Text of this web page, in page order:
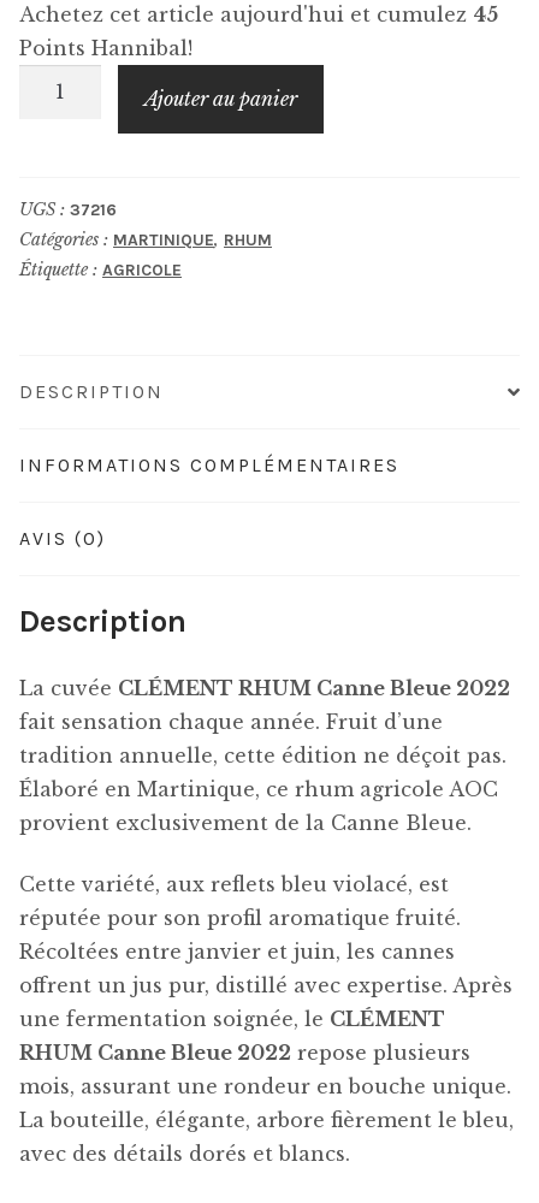
Achetez cet article aujourd'hui et cumulez 45
Points Hannibal!
quantité
Canne
Bleue
2022
Ajouter au panier
UGS : 37216
Catégories : MARTINIQUE, RHUM
Étiquette : AGRICOLE
DESCRIPTION
INFORMATIONS COMPLÉMENTAIRES
AVIS (0)
Description
La cuvée CLÉMENT RHUM Canne Bleue 2022
fait sensation chaque année. Fruit d’une
tradition annuelle, cette édition ne déçoit pas.
Élaboré en Martinique, ce rhum agricole AOC
provient exclusivement de la Canne Bleue.
Cette variété, aux reflets bleu violacé, est
réputée pour son profil aromatique fruité.
Récoltées entre janvier et juin, les cannes
offrent un jus pur, distillé avec expertise. Après
une fermentation soignée, le CLÉMENT
RHUM Canne Bleue 2022 repose plusieurs
mois, assurant une rondeur en bouche unique.
La bouteille, élégante, arbore fièrement le bleu,
avec des détails dorés et blancs.